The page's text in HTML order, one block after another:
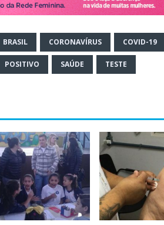
BRASIL CORONAVÍRUS COVID-19
POSITIVO SAÚDE TESTE